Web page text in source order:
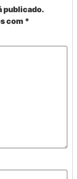
publicado.
com *